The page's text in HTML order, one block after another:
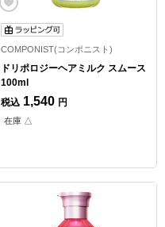
COMPONIST(コンポニスト)
ドリポロジーヘアミルク スムース
100ml
税込 1,540 円
在庫 △